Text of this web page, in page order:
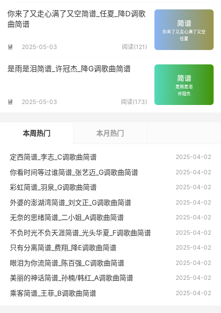
你来了又走心满了又空简谱_任夏_降D调歌
曲简谱
 2025-05-03 阅读(121)
是雨是泪简谱_许冠杰_降G调歌曲简谱
 2025-05-03 阅读(173)
本周热门 本月热门
2025-04-02
定西简谱_李志_C调歌曲简谱
2025-04-02
你看时间等过谁简谱_张艺迈_G调歌曲简谱
2025-04-02
彩虹简谱_羽泉_G调歌曲简谱
2025-04-02
外婆的澎湖湾简谱_刘文正_G调歌曲简谱
2025-04-02
无奈的思绪简谱_二小姐_A调歌曲简谱
2025-04-02
不负时光不负天涯简谱_光头华夏_F调歌曲简谱
2025-04-02
只有分离简谱_费翔_降E调歌曲简谱
2025-04-02
眼泪为你流简谱_陈百强_C调歌曲简谱
2025-04-02
美丽的神话简谱_孙楠/韩红_A调歌曲简谱
2025-04-02
乘客简谱_王菲_B调歌曲简谱